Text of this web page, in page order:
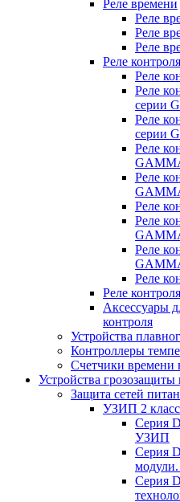
Реле времени
Реле
Реле
Реле
Реле контроля
Реле
Реле
серии
Реле
серии
Реле
Реле
Реле
Реле
Реле
Реле
Реле
Аксессуары
контроля
Устройства
Контроллеры
Счетчики времени
Устройства
Защита сетей
УЗИП 2
Серия
УЗИП
Серия
Серия